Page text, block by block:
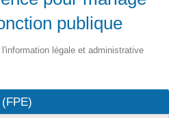
publique
légale et administrative